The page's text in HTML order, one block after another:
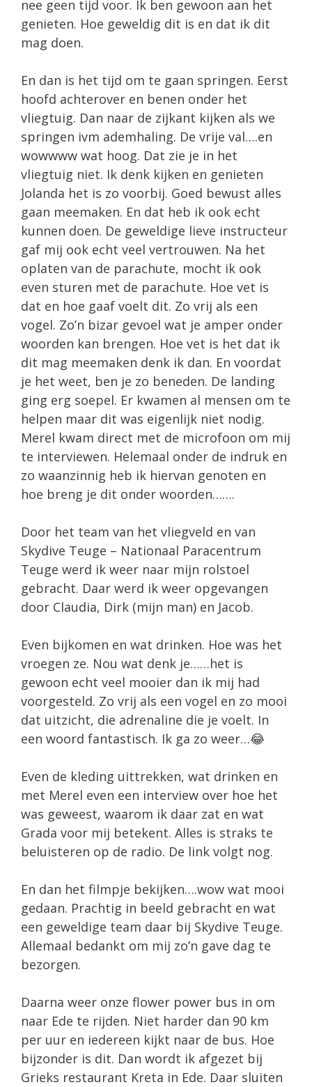
nee geen tijd voor. Ik ben gewoon aan het
genieten. Hoe geweldig dit is en dat ik dit
mag doen.
En dan is het tijd om te gaan springen. Eerst
hoofd achterover en benen onder het
vliegtuig. Dan naar de zijkant kijken als we
springen ivm ademhaling. De vrije val….en
wowwww wat hoog. Dat zie je in het
vliegtuig niet. Ik denk kijken en genieten
Jolanda het is zo voorbij. Goed bewust alles
gaan meemaken. En dat heb ik ook echt
kunnen doen. De geweldige lieve instructeur
gaf mij ook echt veel vertrouwen. Na het
oplaten van de parachute, mocht ik ook
even sturen met de parachute. Hoe vet is
dat en hoe gaaf voelt dit. Zo vrij als een
vogel. Zo’n bizar gevoel wat je amper onder
woorden kan brengen. Hoe vet is het dat ik
dit mag meemaken denk ik dan. En voordat
je het weet, ben je zo beneden. De landing
ging erg soepel. Er kwamen al mensen om te
helpen maar dit was eigenlijk niet nodig.
Merel kwam direct met de microfoon om mij
te interviewen. Helemaal onder de indruk en
zo waanzinnig heb ik hiervan genoten en
hoe breng je dit onder woorden…….
Door het team van het vliegveld en van
Skydive Teuge – Nationaal Paracentrum
Teuge werd ik weer naar mijn rolstoel
gebracht. Daar werd ik weer opgevangen
door Claudia, Dirk (mijn man) en Jacob.
Even bijkomen en wat drinken. Hoe was het
vroegen ze. Nou wat denk je……het is
gewoon echt veel mooier dan ik mij had
voorgesteld. Zo vrij als een vogel en zo mooi
dat uitzicht, die adrenaline die je voelt. In
een woord fantastisch. Ik ga zo weer…😂
Even de kleding uittrekken, wat drinken en
met Merel even een interview over hoe het
was geweest, waarom ik daar zat en wat
Grada voor mij betekent. Alles is straks te
beluisteren op de radio. De link volgt nog.
En dan het filmpje bekijken….wow wat mooi
gedaan. Prachtig in beeld gebracht en wat
een geweldige team daar bij Skydive Teuge.
Allemaal bedankt om mij zo’n gave dag te
bezorgen.
Daarna weer onze flower power bus in om
naar Ede te rijden. Niet harder dan 90 km
per uur en iedereen kijkt naar de bus. Hoe
bijzonder is dit. Dan wordt ik afgezet bij
Grieks restaurant Kreta in Ede. Daar sluiten